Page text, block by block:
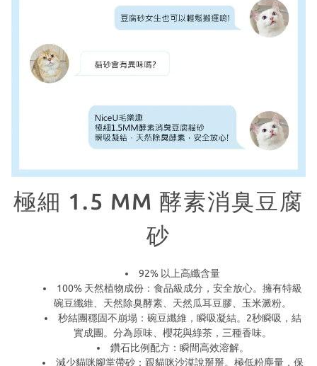
極細 1.5 MM 酵素消臭豆腐
砂
92% 以上高纖含量
100% 天然植物成份：食品級成分，安全放心。擁有特級
碗豆纖維、天然除臭酵素、天然瓜耳豆膠、玉米澱粉。
秒結團穩固不崩塌：碗豆纖維，瞬吸凝結。2秒瞬吸，結
實成團。分為原味、櫻花與綠茶，三種香味。
鑽石比例配方：瞬間高效溶解。
減少貓咪腳掌帶砂：跟貓咪沙漠說掰掰。極低粉塵量，保